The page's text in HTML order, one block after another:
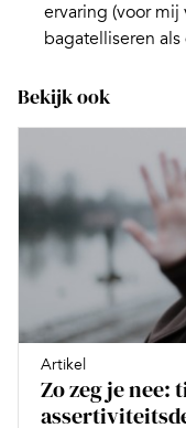
ervaring (voor
bagatelliseren
Bekijk ook
Artikel
Zo zeg je nee: